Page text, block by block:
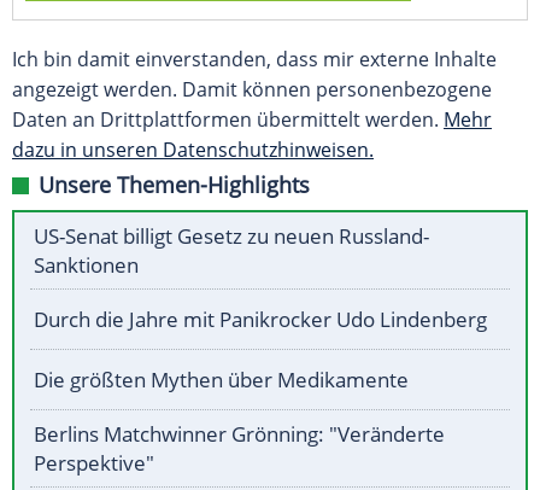
Ich bin damit einverstanden, dass mir externe Inhalte
angezeigt werden. Damit können personenbezogene
Daten an Drittplattformen übermittelt werden. Mehr
dazu in unseren Datenschutzhinweisen.
Unsere Themen-Highlights
US-Senat billigt Gesetz zu neuen Russland-
Sanktionen
Durch die Jahre mit Panikrocker Udo Lindenberg
Die größten Mythen über Medikamente
Berlins Matchwinner Grönning: "Veränderte
Perspektive"